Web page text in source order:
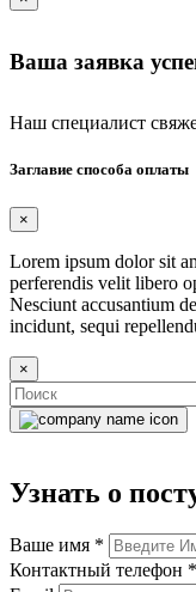
Ваша заявка
Наш специалист
Заглавие способа оплаты
×
Lorem ipsum dolor sit
perferendis velit libero
Nesciunt accusantium
incidunt, sequi
×
Узнать о
Ваше имя *
Контактный телефон *